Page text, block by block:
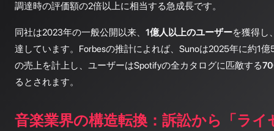
調達時の評価額の2倍以上に相当する急成長です。
同社は2023年の一般公開以来、 1億人以上のユーザーを獲得し
達しています。Forbesの推計によれば、Sunoは2025年に約1
の売上を計上し、ユーザーはSpotifyの全カタログに匹敵する
るとされます。
音楽業界の構造転換：訴訟から「ライ